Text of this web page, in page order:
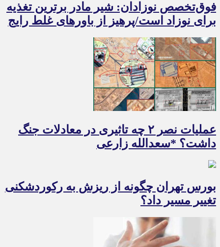
فوق‌تخصص نوزادان: شیر مادر برترین تغذیه
برای نوزاد است/پرهیز از باورهای غلط رایج
عملیات نصر ۲ چه تاثیری در معادلات جنگ
داشت؟ *سعدالله زارعی
بورس تهران چگونه از ریزش به رکوردشکنی
تغییر مسیر داد؟